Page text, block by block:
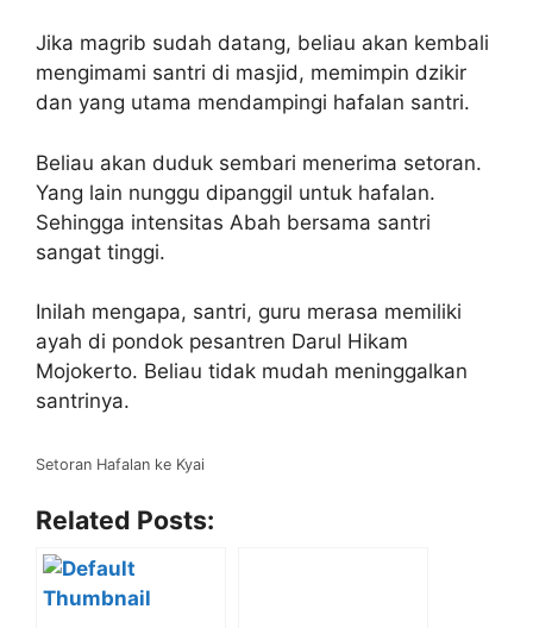
Jika magrib sudah datang, beliau akan kembali
mengimami santri di masjid, memimpin dzikir
dan yang utama mendampingi hafalan santri.
Beliau akan duduk sembari menerima setoran.
Yang lain nunggu dipanggil untuk hafalan.
Sehingga intensitas Abah bersama santri
sangat tinggi.
Inilah mengapa, santri, guru merasa memiliki
ayah di pondok pesantren Darul Hikam
Mojokerto. Beliau tidak mudah meninggalkan
santrinya.
Setoran Hafalan ke Kyai
Related Posts: